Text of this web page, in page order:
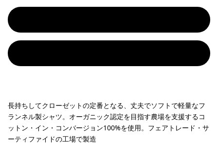
長持ちしてクローゼットの定番となる、丈夫でソフトで軽量なフ
ランネル製シャツ。オーガニック認定を目指す農場を支援するコ
ットン・イン・コンバージョン100%を使用。フェアトレード・サ
ーティファイドの工場で製造